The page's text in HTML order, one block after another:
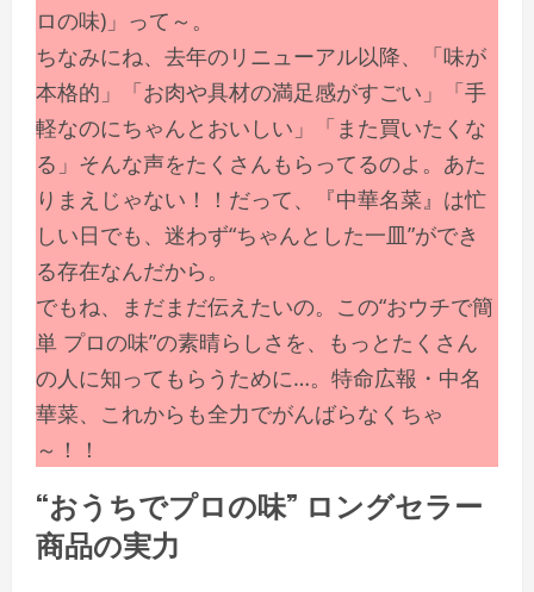
ロの味)」って～。
ちなみにね、去年のリニューアル以降、「味が
本格的」「お肉や具材の満足感がすごい」「手
軽なのにちゃんとおいしい」「また買いたくな
る」そんな声をたくさんもらってるのよ。あた
りまえじゃない！！だって、『中華名菜』は忙
しい日でも、迷わず“ちゃんとした一皿”ができ
る存在なんだから。
でもね、まだまだ伝えたいの。この“おウチで簡
単 プロの味”の素晴らしさを、もっとたくさん
の人に知ってもらうために…。特命広報・中名
華菜、これからも全力でがんばらなくちゃ
～！！
“おうちでプロの味” ロングセラー
商品の実力